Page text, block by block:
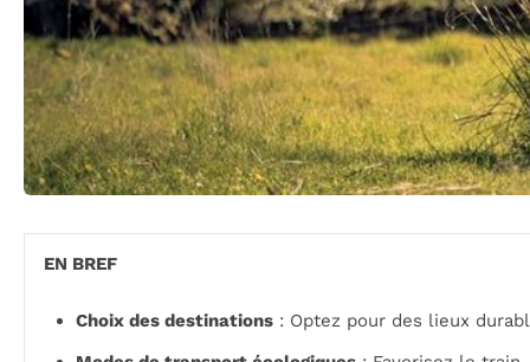
EN BREF
Choix des destinations : Optez pour des lieux